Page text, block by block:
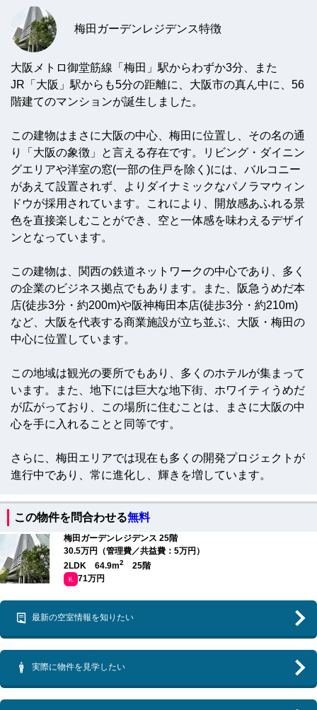
梅田ガーデンレジデンス特徴
大阪メトロ御堂筋線「梅田」駅からわずか3分、また
JR「大阪」駅からも5分の距離に、大阪市の真ん中に、56
階建てのマンションが誕生しました。
この建物はまさに大阪の中心、梅田に位置し、その名の通
り「大阪の象徴」と言える存在です。リビング・ダイニン
グエリアや洋室の窓(一部の住戸を除く)には、バルコニー
があえて設置されず、よりダイナミックなパノラマウィン
ドウが採用されています。これにより、開放感あふれる景
色を直接楽しむことができ、空と一体感を味わえるデザイ
ンとなっています。
この建物は、関西の鉄道ネットワークの中心であり、多く
の企業のビジネス拠点でもあります。また、阪急うめだ本
店(徒歩3分・約200m)や阪神梅田本店(徒歩3分・約210m)
など、大阪を代表する商業施設が立ち並ぶ、大阪・梅田の
中心に位置しています。
この地域は観光の要所でもあり、多くのホテルが集まって
います。また、地下には巨大な地下街、ホワイティうめだ
が広がっており、この場所に住むことは、まさに大阪の中
心を手に入れることと同等です。
さらに、梅田エリアでは現在も多くの開発プロジェクトが
進行中であり、常に進化し、輝きを増しています。
この物件を問合わせる無料
梅田ガーデンレジデンス 25階
30.5万円（管理費／共益費：5万円）
2LDK 64.9m2 25階
礼 71万円
最新の空室情報を知りたい
実際に物件を見学したい